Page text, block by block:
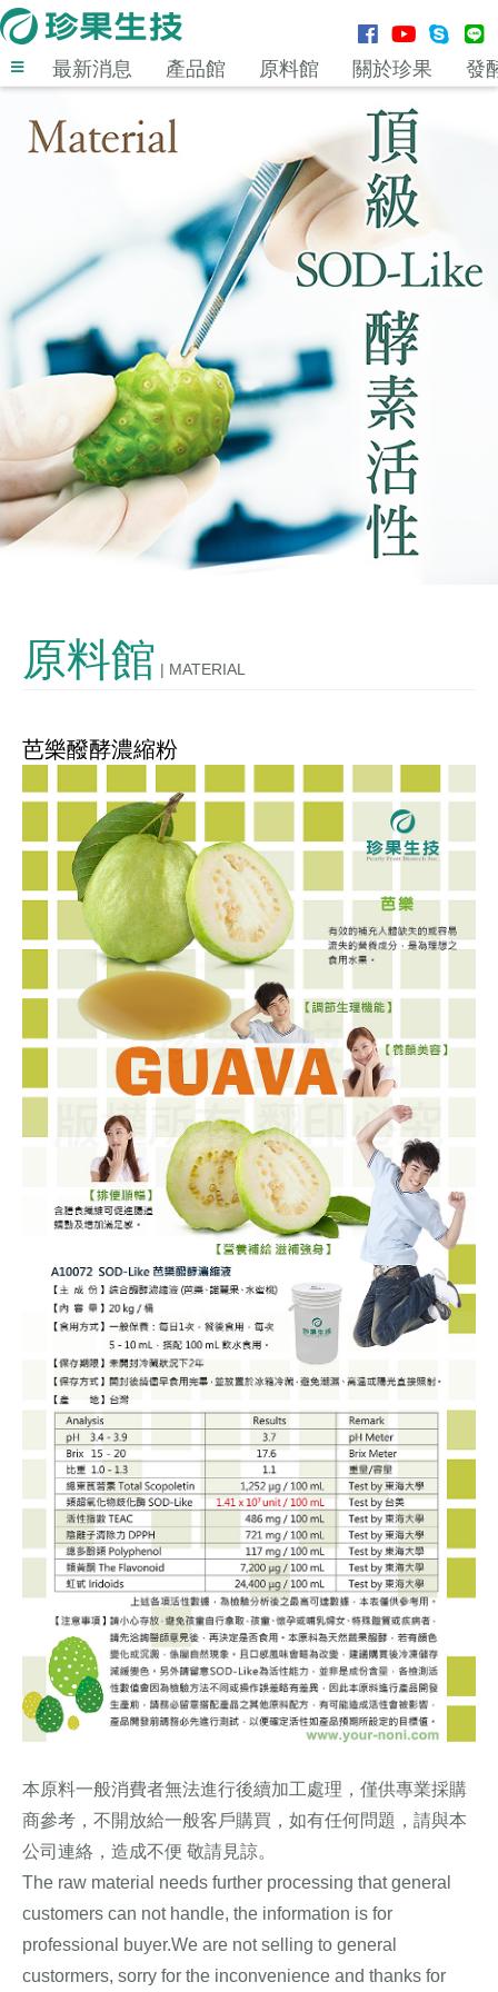
最新消息 產品館 原料館 關於珍果 發
登入
最新消息
產品館
關於珍果
發酵技術
購物說明
聯絡我們
原料館 | MATERIAL
芭樂醱酵濃縮粉
本原料一般消費者無法進行後續加工處理，僅供專業採購
商參考，不開放給一般客戶購買，如有任何問題，請與本
公司連絡，造成不便 敬請見諒。
The raw material needs further processing that general
customers can not handle, the information is for
professional buyer.We are not selling to general
custormers, sorry for the inconvenience and thanks for